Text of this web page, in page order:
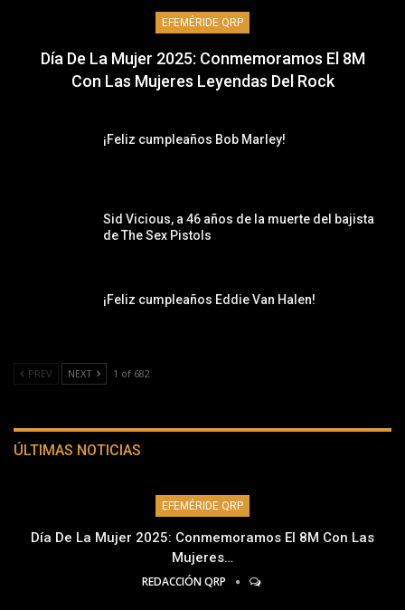
EFEMÉRIDE QRP
Día De La Mujer 2025: Conmemoramos El 8M
Con Las Mujeres Leyendas Del Rock
¡Feliz cumpleaños Bob Marley!
Sid Vicious, a 46 años de la muerte del bajista
de The Sex Pistols
¡Feliz cumpleaños Eddie Van Halen!
PREV NEXT 1 of 682
ÚLTIMAS NOTICIAS
EFEMÉRIDE QRP
Día De La Mujer 2025: Conmemoramos El 8M Con Las
Mujeres…
REDACCIÓN QRP